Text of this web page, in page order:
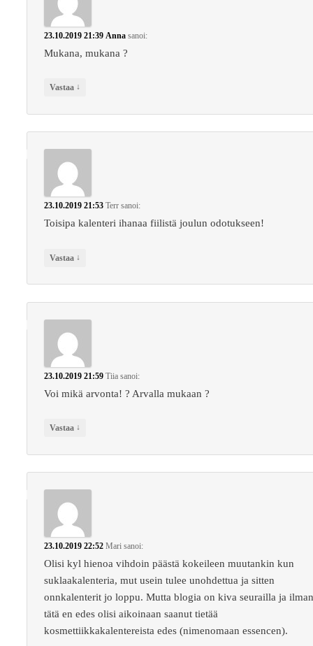
23.10.2019 21:39 Anna sanoi:
Mukana, mukana ?
Vastaa ↓
23.10.2019 21:53 Terr sanoi:
Toisipa kalenteri ihanaa fiilistä joulun odotukseen!
Vastaa ↓
23.10.2019 21:59 Tiia sanoi:
Voi mikä arvonta! ? Arvalla mukaan ?
Vastaa ↓
23.10.2019 22:52 Mari sanoi:
Olisi kyl hienoa vihdoin päästä kokeileen muutankin kun
suklaakalenteria, mut usein tulee unohdettua ja sitten
onnkalenterit jo loppu. Mutta blogia on kiva seurailla ja
tätä en edes olisi aikoinaan saanut tietää
kosmettiikkakalentereista edes (nimenomaan essencen).